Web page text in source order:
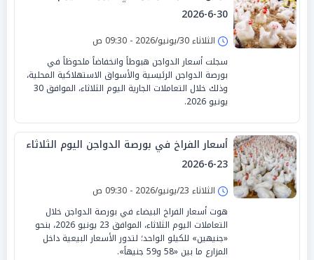
30-6-2026
الثلاثاء 30/يونيو/2026 - 09:30 ص
سجلت أسعار الدواجن هبوطاً وانخفاضاً ملحوظاً في
بورصة الدواجن الرئيسية والأسواق الاستهلاكية المحلية،
وذلك خلال التعاملات الجارية اليوم الثلاثاء، الموافق 30
يونيو 2026.
أسعار الفراخ في بورصة الدواجن اليوم الثلاثاء
23-6-2026
الثلاثاء 23/يونيو/2026 - 09:30 ص
هوت أسعار الفراخ البيضاء في بورصة الدواجن خلال
التعاملات اليوم الثلاثاء، الموافق 23 يونيو 2026، بنحو
«جنيهين» للكيلو الواحد؛ لتدور الأسعار البيعية داخل
المزارع ما بين «58 و59 جنيهاً».